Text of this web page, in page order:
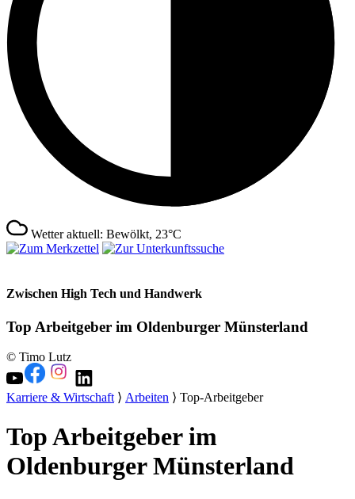
Wetter aktuell: Bewölkt, 23°C
Zwischen High Tech und Handwerk
Top Arbeitgeber im Oldenburger Münsterland
© Timo Lutz
Karriere & Wirtschaft⟩ Arbeiten ⟩ Top-Arbeitgeber
Top Arbeitgeber im
Oldenburger Münsterland